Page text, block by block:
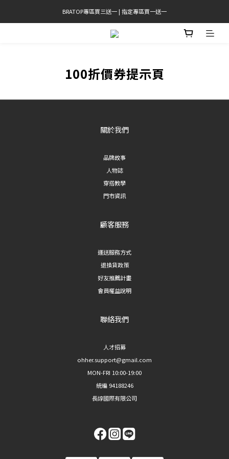
官網限定! 滿千免運(僅限台灣本島)
BRATOP專區買三送一 | 指定專區買一送一
官網限定! 滿千免運(僅限台灣本島)
100折價券提示頁
關於我們
品牌故事
人物誌
穿搭教學
門市資訊
顧客服務
運送服務方式
退換貨政策
好友推薦計畫
會員權益說明
聯絡我們
人才招募
ohher.support@gmail.com
MON-FRI 10:00-19:00
統編 94188246
長諄國際有限公司